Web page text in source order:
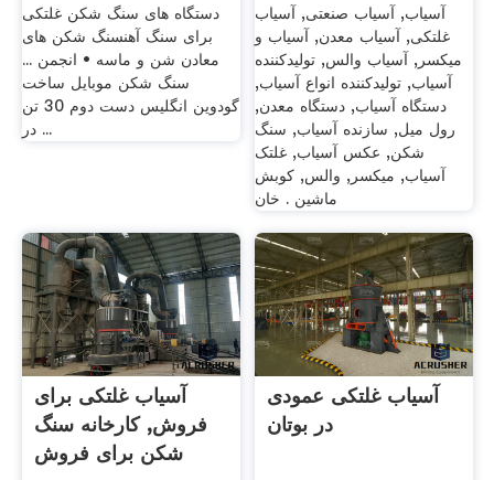
‌دستگاه های سنگ شکن غلتکی
برای سنگ آهنسنگ شکن های
معادن شن و ماسه • انجمن ...
سنگ شکن موبایل ساخت
گودوین انگلیس دست دوم 30 تن
در ...
آسیاب, آسیاب صنعتی, آسیاب
غلتکی, آسیاب معدن, آسیاب و
میکسر, آسیاب والس, تولیدکننده
آسیاب, تولیدکننده انواع آسیاب,
دستگاه آسیاب, دستگاه معدن,
رول میل, سازنده آسیاب, سنگ
شکن, عکس آسیاب, غلتک
آسیاب, میکسر, والس, کوبش
ماشین . خان
آسیاب غلتکی برای
فروش, کارخانه سنگ
شکن برای فروش
آسیاب غلتکی عمودی
در بوتان